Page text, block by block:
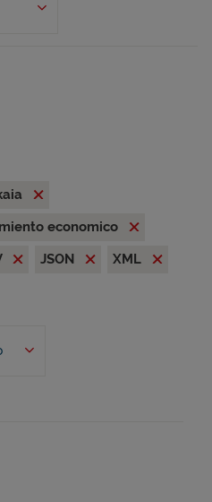
economico
JSON
XML